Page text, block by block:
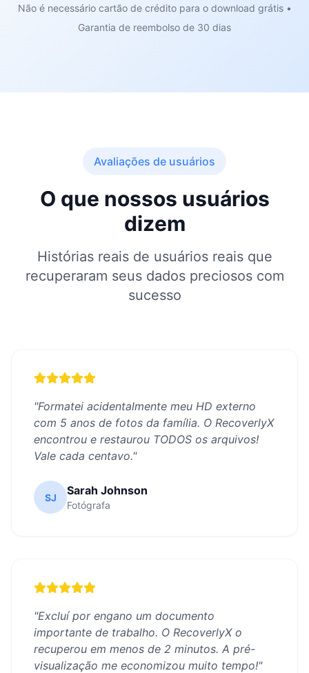
Não é necessário cartão de crédito para o download grátis •
Garantia de reembolso de 30 dias
Avaliações de usuários
O que nossos usuários
dizem
Histórias reais de usuários reais que
recuperaram seus dados preciosos com
sucesso
"Formatei acidentalmente meu HD externo
com 5 anos de fotos da família. O RecoverlyX
encontrou e restaurou TODOS os arquivos!
Vale cada centavo."
SJ Sarah Johnson
Fotógrafa
"Excluí por engano um documento
importante de trabalho. O RecoverlyX o
recuperou em menos de 2 minutos. A pré-
visualização me economizou muito tempo!"